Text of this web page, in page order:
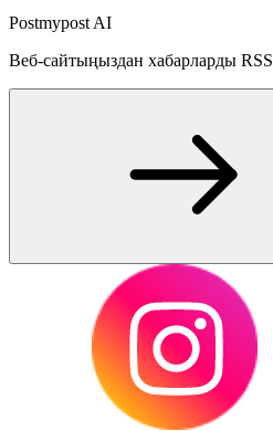
Postmypost AI
Веб-сайтыңыздан хабарларды RSS